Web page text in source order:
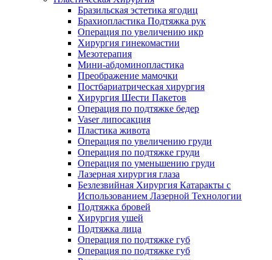
Бразильская эстетика ягодиц
Брахиопластика Подтяжка рук
Операция по увеличению икр
Хирургия гинекомастии
Мезотерапия
Мини-абдоминопластика
Преображение мамочки
Постбариатрическая хирургия
Хирургия Шести Пакетов
Операция по подтяжке бедер
Vaser липосакция
Пластика живота
Операция по увеличению груди
Операция по подтяжке груди
Операция по уменьшению груди
Лазерная хирургия глаза
Безлезвийная Хирургия Катаракты с
Использованием Лазерной Технологии
Подтяжка бровей
Хирургия ушей
Подтяжка лица
Операция по подтяжке губ
Операция по подтяжке губ